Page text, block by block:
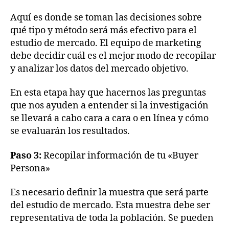
Aquí es donde se toman las decisiones sobre
qué tipo y método será más efectivo para el
estudio de mercado. El equipo de marketing
debe decidir cuál es el mejor modo de recopilar
y analizar los datos del mercado objetivo.
En esta etapa hay que hacernos las preguntas
que nos ayuden a entender si la investigación
se llevará a cabo cara a cara o en línea y cómo
se evaluarán los resultados.
Paso 3:Recopilar información de tu «Buyer
Persona»
Es necesario definir la muestra que será parte
del estudio de mercado. Esta muestra debe ser
representativa de toda la población. Se pueden